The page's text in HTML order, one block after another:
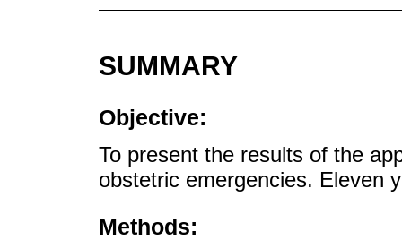
SUMMARY
Objective:
To present the results of the
obstetric emergencies. Eleven
Methods: